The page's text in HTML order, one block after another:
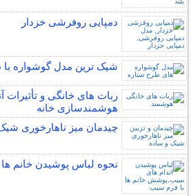
دمپایی روفرشی خزدار
شیک ترین مدل گوشواره
ربات ‌های خانگی و تأثیرات
هوشمندسازی خانه
چیدمان میز ناهارخوری
نحوه لباس پوشیدن خانم ها